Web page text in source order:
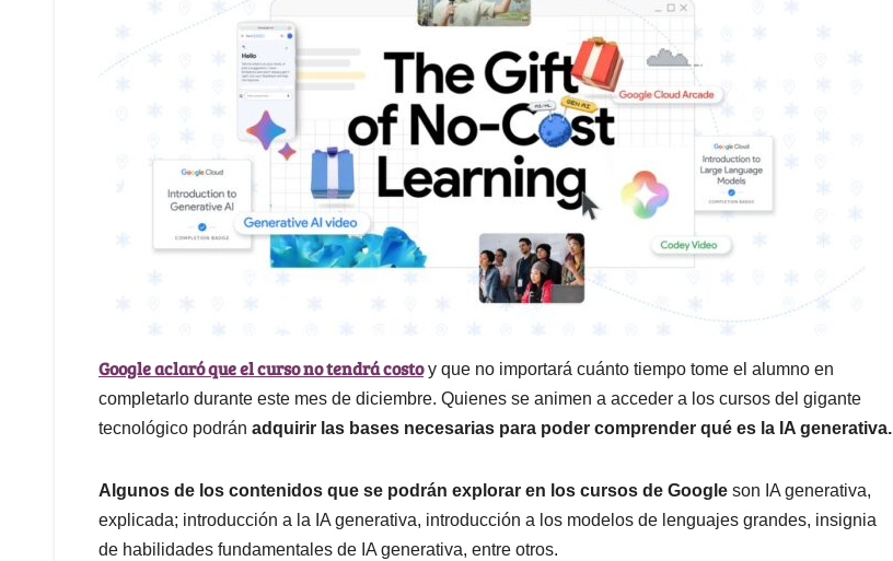
Google aclaró que el curso no tendrá costoy que no importará cuánto tiempo tome el alumno en
completarlo durante este mes de diciembre. Quienes se animen a acceder a los cursos del gigante
tecnológico podrán adquirir las bases necesarias para poder comprender qué es la IA generativa.
Algunos de los contenidos que se podrán explorar en los cursos de Google son IA generativa,
explicada; introducción a la IA generativa, introducción a los modelos de lenguajes grandes, insignia
de habilidades fundamentales de IA generativa, entre otros.